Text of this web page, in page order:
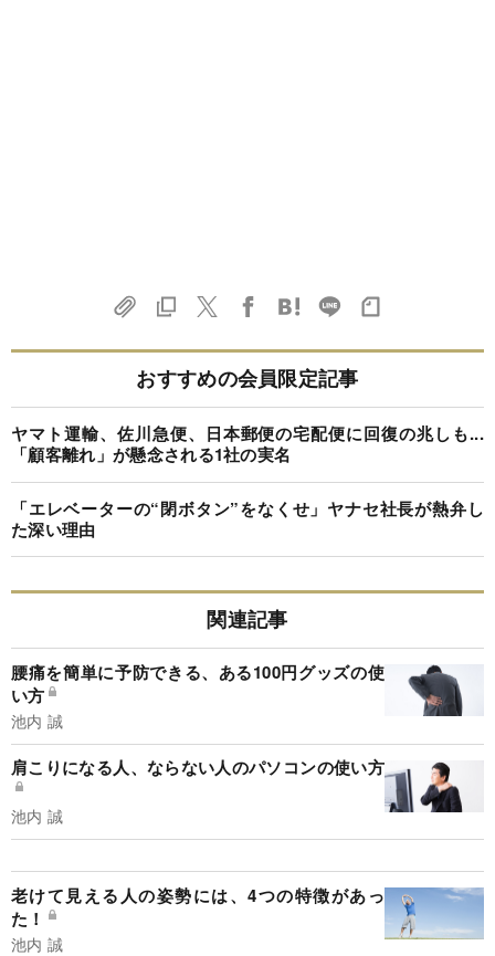
おすすめの会員限定記事
ヤマト運輸、佐川急便、日本郵便の宅配便に回復の兆しも...
「顧客離れ」が懸念される1社の実名
「エレベーターの“閉ボタン”をなくせ」ヤナセ社長が熱弁し
た深い理由
関連記事
腰痛を簡単に予防できる、ある100円グッズの使
い方
池内 誠
肩こりになる人、ならない人のパソコンの使い方
池内 誠
老けて見える人の姿勢には、4つの特徴があっ
た！
池内 誠